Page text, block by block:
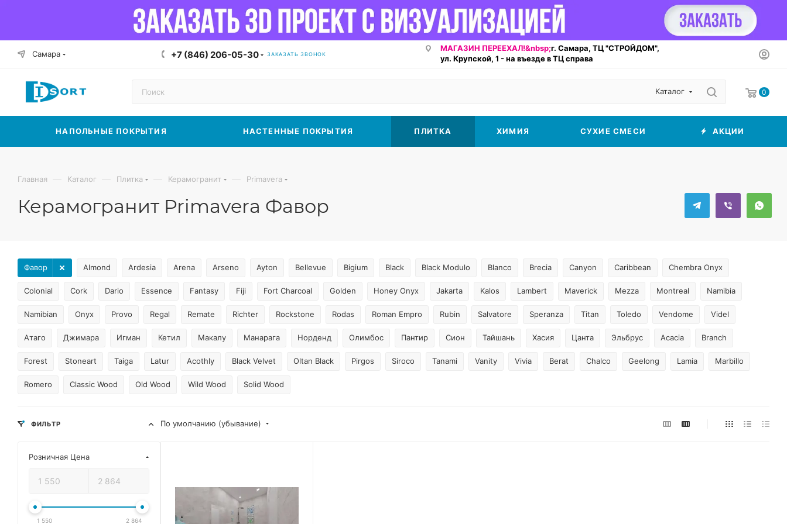
Самара +7 (846) 206-05-30 ЗАКАЗАТЬ ЗВОНОК
МАГАЗИН ПЕРЕЕХАЛ!&nbsp;г. Самара, ТЦ "СТРОЙДОМ",
ул. Крупской, 1 - на въезде в ТЦ справа
Каталог 0
НАПОЛЬНЫЕ ПОКРЫТИЯ НАСТЕННЫЕ ПОКРЫТИЯ ПЛИТКА ХИМИЯ СУХИЕ СМЕСИ АКЦИИ
Главная — Каталог — Плитка — Керамогранит — Primavera
Керамогранит Primavera Фавор
Almond Ardesia Arena Arseno Ayton Bellevue Bigium Black Black Modulo Blanco Brecia Canyon Caribbean Chembra Onyx
Colonial Cork Dario Essence Fantasy Fiji Fort Charcoal Golden Honey Onyx Jakarta Kalos Lambert Maverick Mezza Montreal Namibia
Namibian Onyx Provo Regal Remate Richter Rockstone Rodas Roman Empro Rubin Salvatore Speranza Titan Toledo Vendome Videl
Атаго Джимара Игман Кетил Макалу Манарага Норденд Олимбос Пантир Сион Тайшань
Фавор
Хасия Цанта Эльбрус Acacia Branch
Forest Stoneart Taiga Latur Acothly Black Velvet Oltan Black Pirgos Siroco Tanami Vanity Vivia Berat Chalco Geelong Lamia Marbillo
Romero Classic Wood Old Wood Wild Wood Solid Wood
По умолчанию (убывание)
ФИЛЬТР
Розничная Цена
1 550 2 864